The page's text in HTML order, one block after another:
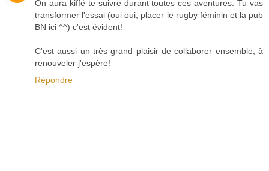
On aura kiffé te suivre durant toutes ces aventures. Tu vas
transformer l'essai (oui oui, placer le rugby féminin et la pub
BN ici ^^) c'est évident!
C'est aussi un très grand plaisir de collaborer ensemble, à
renouveler j'espère!
Répondre